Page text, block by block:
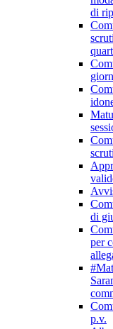
di
di
per
p.v.